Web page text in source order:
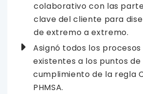
colaborativo con las
clave del cliente para
de extremo a extremo.
Asignó todos los
existentes a los puntos
cumplimiento de la regla
PHMSA.